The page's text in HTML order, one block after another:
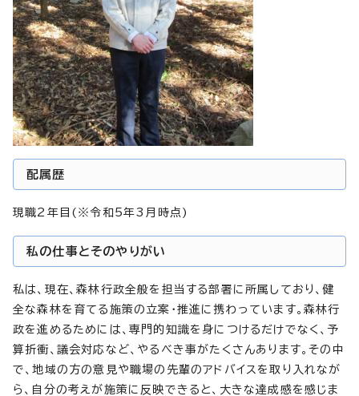
配属歴
現職2年目(※令和5年3月時点)
私の仕事とそのやりがい
私は、現在、森林行政全般を担当する部署に所属しており、健
全な森林を育てる施策の立案・推進に携わっています。森林行
政を進めるためには、専門的知識を身につけるだけでなく、予
算折衝、議会対応など、やるべき事がたくさんあります。その中
で、地域の方の意見や職場の先輩のアドバイスを取り入れなが
ら、自分の考えが施策に反映できると、大きな達成感を感じま